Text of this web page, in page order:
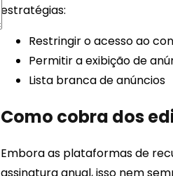
estratégias:
Restringir o acesso ao
Permitir a exibição de
Lista branca de anúncios
Como cobra dos
Embora as plataformas de